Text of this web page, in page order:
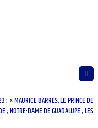
: « MAURICE BARRÈS, LE PRINCE DE
; NOTRE-DAME DE GUADALUPE ; LES